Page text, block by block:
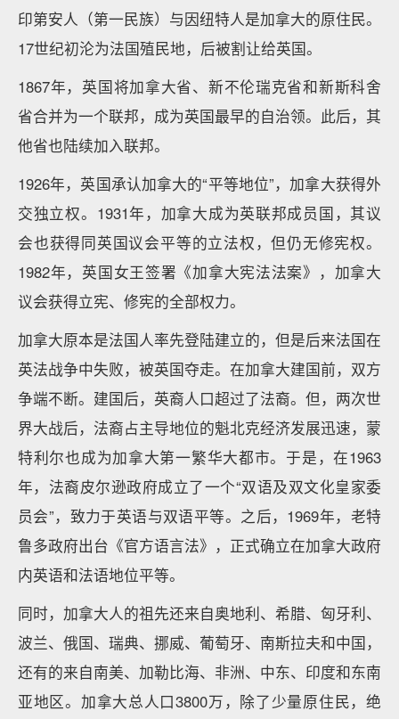
印第安人（第一民族）与因纽特人是加拿大的原住民。
17世纪初沦为法国殖民地，后被割让给英国。
1867年，英国将加拿大省、新不伦瑞克省和新斯科舍
省合并为一个联邦，成为英国最早的自治领。此后，其
他省也陆续加入联邦。
1926年，英国承认加拿大的“平等地位”，加拿大获得外
交独立权。1931年，加拿大成为英联邦成员国，其议
会也获得同英国议会平等的立法权，但仍无修宪权。
1982年，英国女王签署《加拿大宪法法案》，加拿大
议会获得立宪、修宪的全部权力。
加拿大原本是法国人率先登陆建立的，但是后来法国在
英法战争中失败，被英国夺走。在加拿大建国前，双方
争端不断。建国后，英裔人口超过了法裔。但，两次世
界大战后，法裔占主导地位的魁北克经济发展迅速，蒙
特利尔也成为加拿大第一繁华大都市。于是，在1963
年，法裔皮尔逊政府成立了一个“双语及双文化皇家委
员会”，致力于英语与双语平等。之后，1969年，老特
鲁多政府出台《官方语言法》，正式确立在加拿大政府
内英语和法语地位平等。
同时，加拿大人的祖先还来自奥地利、希腊、匈牙利、
波兰、俄国、瑞典、挪威、葡萄牙、南斯拉夫和中国，
还有的来自南美、加勒比海、非洲、中东、印度和东南
亚地区。加拿大总人口3800万，除了少量原住民，绝